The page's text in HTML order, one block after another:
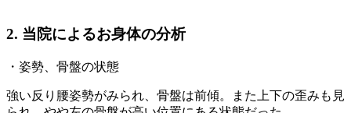
2. 当院によるお身体の分析
・姿勢、骨盤の状態
強い反り腰姿勢がみられ、骨盤は前傾。また上下の歪みも見